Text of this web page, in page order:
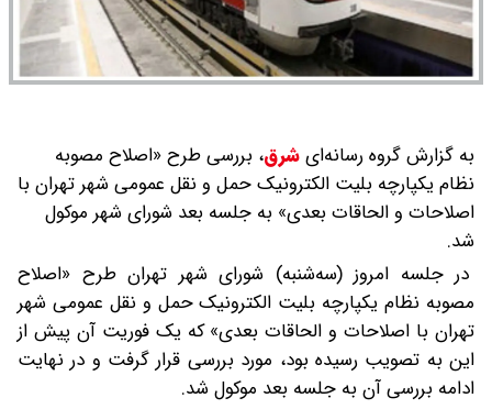
به گزارش گروه رسانه‌ایشرق، بررسی طرح «اصلاح مصوبه
نظام یکپارچه بلیت الکترونیک حمل و نقل عمومی شهر تهران با
اصلاحات و الحاقات بعدی» به جلسه بعد شورای شهر موکول
شد.
در جلسه امروز (سه‌شنبه) شورای شهر تهران طرح «اصلاح
مصوبه نظام یکپارچه بلیت الکترونیک حمل و نقل عمومی شهر
تهران با اصلاحات و الحاقات بعدی» که یک فوریت آن پیش از
این به تصویب رسیده بود، مورد بررسی قرار گرفت و در نهایت
ادامه بررسی آن به جلسه بعد موکول شد.